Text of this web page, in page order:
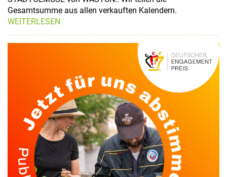
Gesamtsumme aus allen verkauften Kalendern.
WEITERLESEN